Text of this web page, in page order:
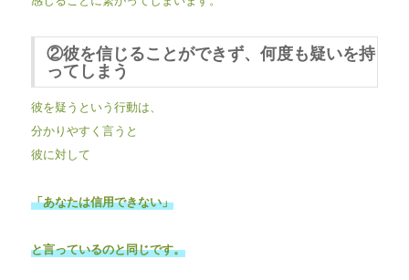
②彼を信じることができず、何度も疑いを持
ってしまう
彼を疑うという行動は、
分かりやすく言うと
彼に対して
「あなたは信用できない」
と言っているのと同じです。